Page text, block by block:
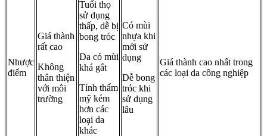
Nhược
điểm
Giá thành
rất cao
Không
thân thiện
với môi
trường
Tuổi thọ
sử dụng
thấp, dễ bị
bong tróc
Da có mùi
khá gắt
Tính thẩm
mỹ kém
hơn các
loại da
khác
Có mùi
nhựa khi
mới sử
dụng
Dễ bong
tróc khi
sử dụng
lâu
Giá thành cao nhất trong
các loại da công nghiệp